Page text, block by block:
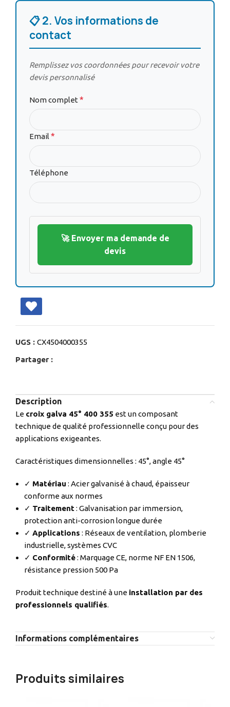
📋 2. Vos informations de
contact
Remplissez vos coordonnées pour recevoir votre
devis personnalisé
Nom complet*
Email *
Téléphone
🚀 Envoyer ma demande de
devis
UGS : CX4504000355
Partager :
Description
Le croix galva 45° 400 355 est un composant
technique de qualité professionnelle conçu pour des
applications exigeantes.
Caractéristiques dimensionnelles : 45°, angle 45°
✓ Matériau : Acier galvanisé à chaud, épaisseur
conforme aux normes
✓ Traitement: Galvanisation par immersion,
protection anti-corrosion longue durée
✓ Applications : Réseaux de ventilation, plomberie
industrielle, systèmes CVC
✓ Conformité: Marquage CE, norme NF EN 1506,
résistance pression 500 Pa
Produit technique destiné à une installation par des
professionnels qualifiés.
Informations complémentaires
Produits similaires